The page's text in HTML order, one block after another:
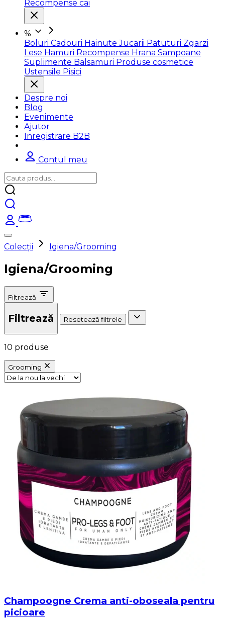
Recompense cai
%
Boluri Cadouri HainuteJucarii Patuturi Zgarzi
Lese Hamuri Recompense Hrana Sampoane
Suplimente Balsamuri Produse cosmetice
Ustensile Pisici
Despre noi
Blog
Evenimente
Ajutor
Inregistrare B2B
Contul meu
Colecții Igiena/Grooming
Igiena/Grooming
Filtrează
Filtrează Resetează filtrele
10 produse
Grooming
Champoogne Crema anti-oboseala pentru
picioare